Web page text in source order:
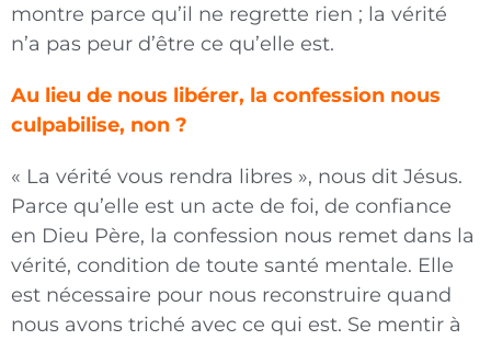
montre parce qu’il ne regrette rien ; la vérité
n’a pas peur d’être ce qu’elle est.
Au lieu de nous libérer, la confession nous
culpabilise, non ?
« La vérité vous rendra libres », nous dit Jésus.
Parce qu’elle est un acte de foi, de confiance
en Dieu Père, la confession nous remet dans la
vérité, condition de toute santé mentale. Elle
est nécessaire pour nous reconstruire quand
nous avons triché avec ce qui est. Se mentir à